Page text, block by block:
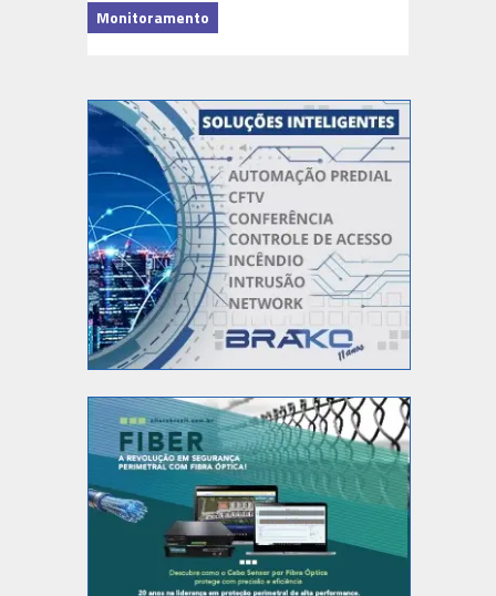
Monitoramento